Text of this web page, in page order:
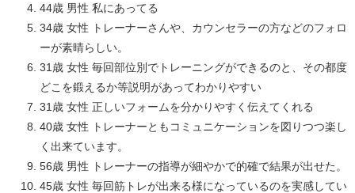
44歳 男性 私にあってる
34歳 女性 トレーナーさんや、カウンセラーの方などのフォロ
ーが素晴らしい。
31歳 女性 毎回部位別でトレーニングができるのと、その都度
どこを鍛えるか等説明があってわかりやすい
31歳 女性 正しいフォームを分かりやすく伝えてくれる
40歳 女性 トレーナーともコミュニケーションを図りつつ楽し
く出来ています。
56歳 男性 トレーナーの指導が細やかで的確で結果が出せた。
45歳 女性 毎回筋トレが出来る様になっているのを実感してい